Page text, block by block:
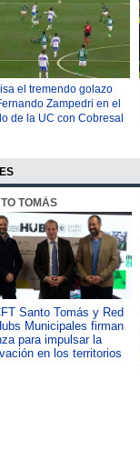
el tremendo golazo
Zampedri en el
de la UC con Cobresal
TOMÁS
Santo Tomás y Red
Municipales firman
para impulsar la
en los territorios